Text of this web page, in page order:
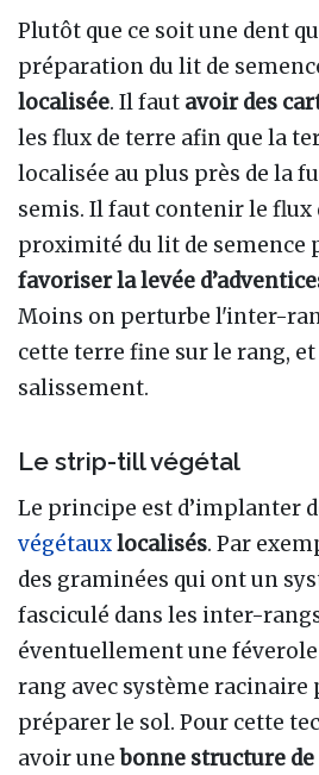
Plutôt que ce soit une dent
préparation du lit de
localisée. Il faut avoir des
les flux de terre afin que la
localisée au plus près de la
semis. Il faut contenir le flux
proximité du lit de semence
favoriser la levée
Moins on perturbe l'inter-
cette terre fine sur le rang,
salissement.
Le strip-till végétal
Le principe est d’implanter
végétauxlocalisés. Par
des graminées qui ont un
fasciculé dans les inter-
éventuellement une
rang avec système racinaire
préparer le sol. Pour cette
avoir unebonne structure de